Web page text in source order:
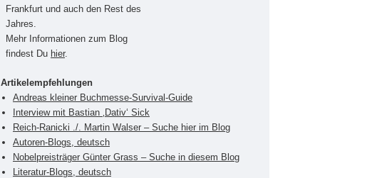
Frankfurt und auch den Rest des
Jahres.
Mehr Informationen zum Blog
findest Du hier.
Artikelempfehlungen
Andreas kleiner Buchmesse-Survival-Guide
Interview mit Bastian ‚Dativ‘ Sick
Reich-Ranicki ./. Martin Walser – Suche hier im Blog
Autoren-Blogs, deutsch
Nobelpreisträger Günter Grass – Suche in diesem Blog
Literatur-Blogs, deutsch